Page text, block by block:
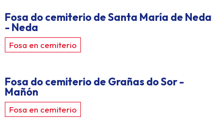
Fosa do cemiterio de Santa María de Neda
- Neda
Fosa en cemiterio
Fosa do cemiterio de Grañas do Sor -
Mañón
Fosa en cemiterio